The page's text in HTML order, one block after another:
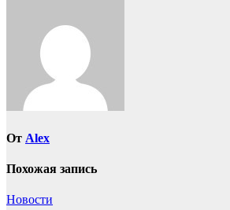
От Alex
Похожая запись
Новости